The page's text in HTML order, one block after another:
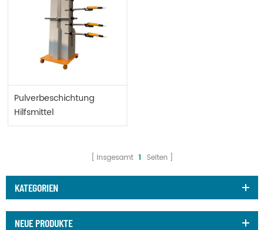
Pulverbeschichtung
Hilfsmittel
Insgesamt 1 Seiten
KATEGORIEN
NEUE PRODUKTE